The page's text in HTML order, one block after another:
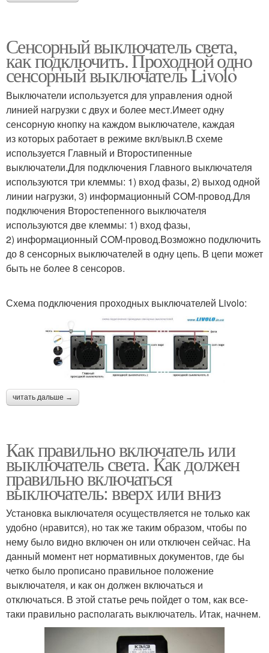
Сенсорный выключатель света,
как подключить. Проходной одно
сенсорный выключатель Livolo
Выключатели используется для управления одной
линией нагрузки с двух и более мест.Имеет одну
сенсорную кнопку на каждом выключателе, каждая
из которых работает в режиме вкл/выкл.В схеме
используется Главный и Второстипенные
выключатели.Для подключения Главного выключателя
используются три клеммы: 1) вход фазы, 2) выход одной
линии нагрузки, 3) информационный COM-провод.Для
подключения Второстепенного выключателя
используются две клеммы: 1) вход фазы,
2) информационный COM-провод.Возможно подключить
до 8 сенсорных выключателей в одну цепь. В цепи может
быть не более 8 сенсоров.
Схема подключения проходных выключателей Livolo:
читать дальше →
Как правильно включатель или
выключатель света. Как должен
правильно включаться
выключатель: вверх или вниз
Установка выключателя осуществляется не только как
удобно (нравится), но так же таким образом, чтобы по
нему было видно включен он или отключен сейчас. На
данный момент нет нормативных документов, где бы
четко было прописано правильное положение
выключателя, и как он должен включаться и
отключаться. В этой статье речь пойдет о том, как все-
таки правильно располагать выключатель. Итак, начнем.